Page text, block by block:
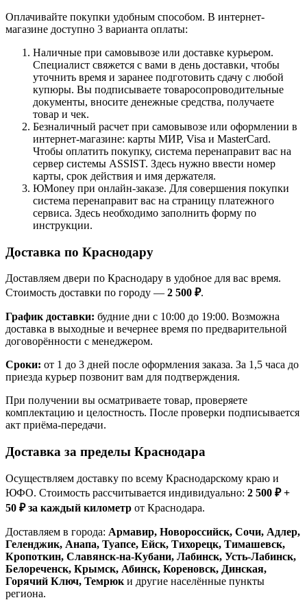
Оплачивайте покупки удобным способом. В интернет-
магазине доступно 3 варианта оплаты:
Наличные при самовывозе или доставке курьером.
Специалист свяжется с вами в день доставки, чтобы
уточнить время и заранее подготовить сдачу с любой
купюры. Вы подписываете товаросопроводительные
документы, вносите денежные средства, получаете
товар и чек.
Безналичный расчет при самовывозе или оформлении в
интернет-магазине: карты МИР, Visa и MasterCard.
Чтобы оплатить покупку, система перенаправит вас на
сервер системы ASSIST. Здесь нужно ввести номер
карты, срок действия и имя держателя.
ЮMoney при онлайн-заказе. Для совершения покупки
система перенаправит вас на страницу платежного
сервиса. Здесь необходимо заполнить форму по
инструкции.
Доставка по Краснодару
Доставляем двери по Краснодару в удобное для вас время.
Стоимость доставки по городу — 2 500 ₽.
График доставки: будние дни с 10:00 до 19:00. Возможна
доставка в выходные и вечернее время по предварительной
договорённости с менеджером.
Сроки: от 1 до 3 дней после оформления заказа. За 1,5 часа до
приезда курьер позвонит вам для подтверждения.
При получении вы осматриваете товар, проверяете
комплектацию и целостность. После проверки подписывается
акт приёма-передачи.
Доставка за пределы Краснодара
Осуществляем доставку по всему Краснодарскому краю и
ЮФО. Стоимость рассчитывается индивидуально: 2 500 ₽ +
50 ₽ за каждый километр от Краснодара.
Доставляем в города: Армавир, Новороссийск, Сочи, Адлер,
Геленджик, Анапа, Туапсе, Ейск, Тихорецк, Тимашевск,
Кропоткин, Славянск-на-Кубани, Лабинск, Усть-Лабинск,
Белореченск, Крымск, Абинск, Кореновск, Динская,
Горячий Ключ, Темрюк и другие населённые пункты
региона.